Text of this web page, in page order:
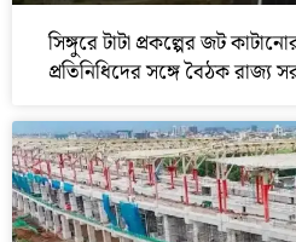
সিঙ্গুরে টাটা প্রকল্পের জট
প্রতিনিধিদের সঙ্গে বৈঠক রাজ্য